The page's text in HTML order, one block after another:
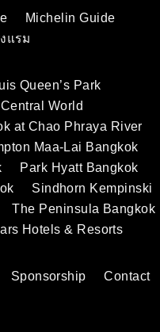
Michelin Guide
แรม
Queen’s Park
World
at Chao Phraya River
Maa-Lai Bangkok
Park Hyatt Bangkok
Sindhorn Kempinski
The Peninsula Bangkok
Hotels & Resorts
Sponsorship Contact